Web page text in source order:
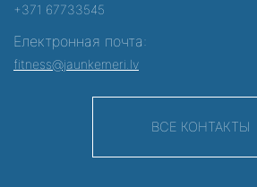
+371 67733545
Електронная почта:
fitness@jaunkemeri.lv
ВСЕ КОНТАКТЫ